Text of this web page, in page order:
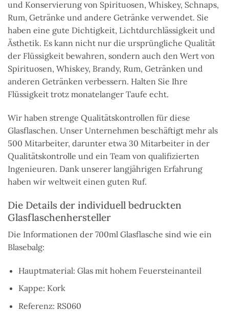
und Konservierung von Spirituosen, Whiskey, Schnaps,
Rum, Getränke und andere Getränke verwendet. Sie
haben eine gute Dichtigkeit, Lichtdurchlässigkeit und
Ästhetik. Es kann nicht nur die ursprüngliche Qualität
der Flüssigkeit bewahren, sondern auch den Wert von
Spirituosen, Whiskey, Brandy, Rum, Getränken und
anderen Getränken verbessern. Halten Sie Ihre
Flüssigkeit trotz monatelanger Taufe echt.
Wir haben strenge Qualitätskontrollen für diese
Glasflaschen. Unser Unternehmen beschäftigt mehr als
500 Mitarbeiter, darunter etwa 30 Mitarbeiter in der
Qualitätskontrolle und ein Team von qualifizierten
Ingenieuren. Dank unserer langjährigen Erfahrung
haben wir weltweit einen guten Ruf.
Die Details der individuell bedruckten
Glasflaschenhersteller
Die Informationen der 700ml Glasflasche sind wie ein
Blasebalg:
Hauptmaterial: Glas mit hohem Feuersteinanteil
Kappe: Kork
Referenz: RS060